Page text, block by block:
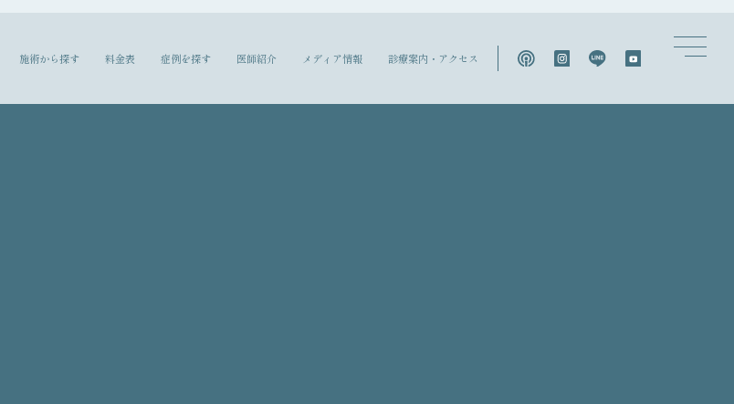
施術から探す 料金表 症例を探す 医師紹介 メディア情報 診療案内・アクセス